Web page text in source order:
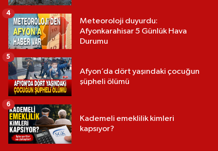
Meteoroloji duyurdu:
Afyonkarahisar 5 Günlük Hava
Durumu
4
Afyon’da dört yaşındaki çocuğun
şüpheli ölümü
5
Kademeli emeklilik kimleri
kapsıyor?
6